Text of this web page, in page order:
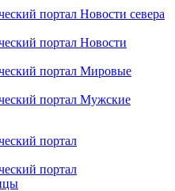
портал Новости севера
портал Новости
портал Мировые
портал Мужские
портал
портал